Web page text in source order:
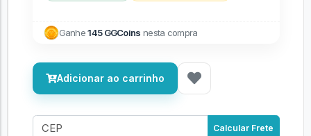
Ganhe145 GGCoins nesta compra
Adicionar ao carrinho
Calcular Frete